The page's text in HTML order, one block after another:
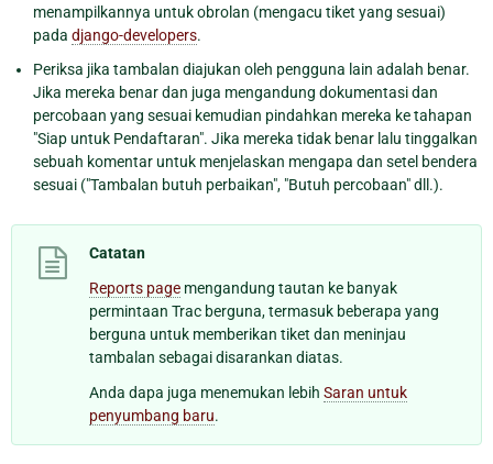
menampilkannya untuk obrolan (mengacu tiket yang sesuai)
pada django-developers.
Periksa jika tambalan diajukan oleh pengguna lain adalah benar.
Jika mereka benar dan juga mengandung dokumentasi dan
percobaan yang sesuai kemudian pindahkan mereka ke tahapan
"Siap untuk Pendaftaran". Jika mereka tidak benar lalu tinggalkan
sebuah komentar untuk menjelaskan mengapa dan setel bendera
sesuai ("Tambalan butuh perbaikan", "Butuh percobaan" dll.).
Catatan
Reports page mengandung tautan ke banyak
permintaan Trac berguna, termasuk beberapa yang
berguna untuk memberikan tiket dan meninjau
tambalan sebagai disarankan diatas.
Anda dapa juga menemukan lebih Saran untuk
penyumbang baru.